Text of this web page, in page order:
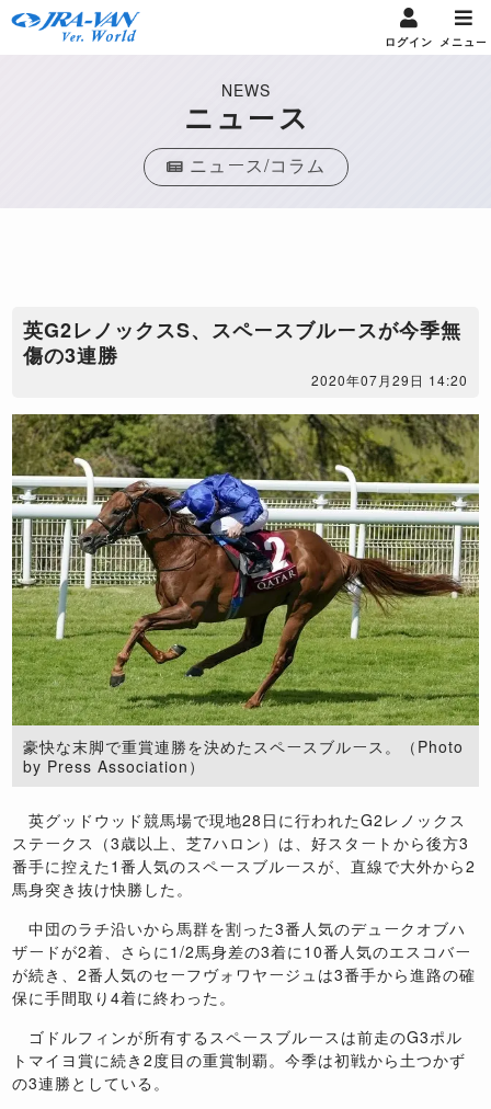
ログイン メニュー
NEWS
ニュース
ニュース/コラム
英G2レノックスS、スペースブルースが今季無
傷の3連勝
2020年07月29日 14:20
豪快な末脚で重賞連勝を決めたスペースブルース。（Photo
by Press Association）
英グッドウッド競馬場で現地28日に行われたG2レノックス
ステークス（3歳以上、芝7ハロン）は、好スタートから後方3
番手に控えた1番人気のスペースブルースが、直線で大外から2
馬身突き抜け快勝した。
中団のラチ沿いから馬群を割った3番人気のデュークオブハ
ザードが2着、さらに1/2馬身差の3着に10番人気のエスコバー
が続き、2番人気のセーフヴォワヤージュは3番手から進路の確
保に手間取り4着に終わった。
ゴドルフィンが所有するスペースブルースは前走のG3ポル
トマイヨ賞に続き2度目の重賞制覇。今季は初戦から土つかず
の3連勝としている。